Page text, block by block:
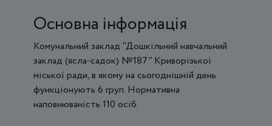
Основна інформація
Комунальний заклад "Дошкільний навчальний
заклад (ясла-садок) №187" Криворізької
міської ради, в якому на сьогоднішній день
функціонують 6 груп. Нормативна
наповнюваність 110 осіб.